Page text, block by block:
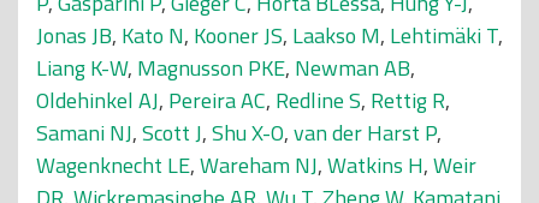
Jonas JB, Kato N, Kooner JS, Laakso M, Lehtimäki T,
Liang K-W, Magnusson PKE, Newman AB,
Oldehinkel AJ, Pereira AC, Redline S, Rettig R,
Samani NJ,Scott J,Shu X-O,van der Harst P,
Wagenknecht LE,Wareham NJ,Watkins H,Weir